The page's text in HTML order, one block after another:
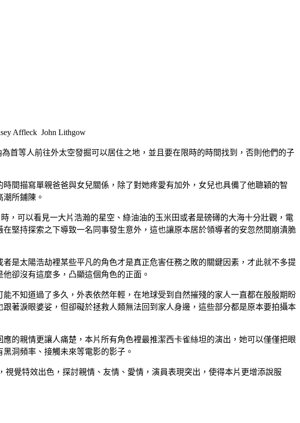
Affleck John Lithgow
首等人前往外太空發掘可以居住之地，並且要在限時的時間找到，否則他們的子
間描寫單親爸爸與女兒關係，除了對她疼愛有加外，女兒也具備了他聰穎的智
所鋪陳。
，可以看見一大片浩瀚的星空、綠油油的玉米田或者是磅礡的大海十分壯觀，電
堅持探索之下導致一名同事發生意外，這也讓原本居於領導者的安忽然間崩潰脆
是太陽浩劫裡某些平凡的角色才是真正危害任務之敗的關鍵因素，才此就不多提
卻沒有這麼多，凸顯這個角色的正面。
不知道過了多久，外表依然年輕，在地球受到自然摧殘的家人一直都在殷殷期盼
著淚眼婆娑，但卻礙於拯救人類無法回到家人身邊，這些部分都是原本要拍攝本
的親情更讓人痛楚，本片所有角色裡最推潔西卡雀絲坦的演出，她可以僅僅把眼
洞頻率、接觸未來等電影的影子。
覺特效出色，探討親情、友情、愛情，演員表現突出，使得本片更增添說服